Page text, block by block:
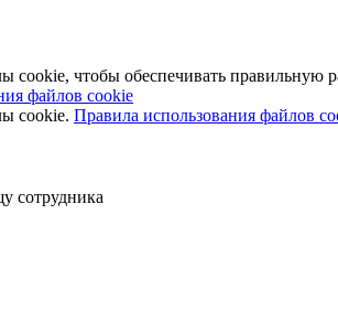
чтобы обеспечивать правильную
файлов cookie
cookie. Правила использования файлов
сотрудника